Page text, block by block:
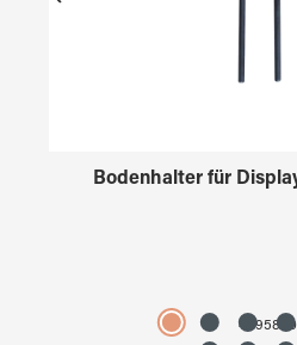
Bodenhalter für
4595890